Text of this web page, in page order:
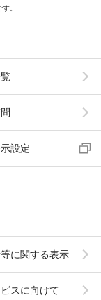
。
設定
に関する表示
スに向けて